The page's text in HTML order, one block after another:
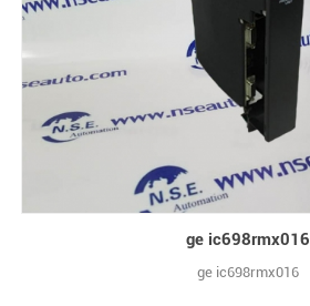
ge ic698rmx016
ge ic698rmx016